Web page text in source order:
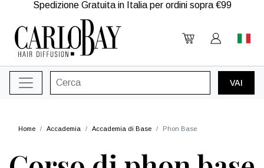
Spedizione Gratuita in Italia per ordini sopra €99
Home Accademia Accademia di Base Phon Base